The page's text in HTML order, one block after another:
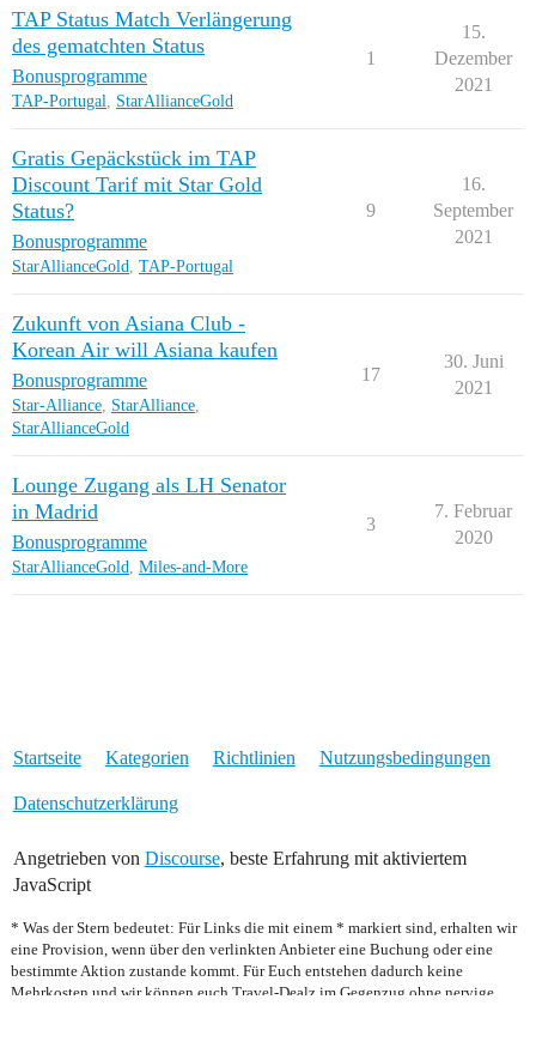
TAP Status Match Verlängerung
des gematchten Status
Bonusprogramme
TAP-Portugal, StarAllianceGold
1
15.
Dezember
2021
Gratis Gepäckstück im TAP
Discount Tarif mit Star Gold
Status?
Bonusprogramme
StarAllianceGold, TAP-Portugal
9
16.
September
2021
Zukunft von Asiana Club -
Korean Air will Asiana kaufen
Bonusprogramme
Star-Alliance, StarAlliance,
StarAllianceGold
17
30. Juni
2021
Lounge Zugang als LH Senator
in Madrid
Bonusprogramme
StarAllianceGold, Miles-and-More
3
7. Februar
2020
Startseite Kategorien Richtlinien Nutzungsbedingungen
Datenschutzerklärung
Angetrieben von Discourse, beste Erfahrung mit aktiviertem
JavaScript
* Was der Stern bedeutet: Für Links die mit einem * markiert sind, erhalten wir
eine Provision, wenn über den verlinkten Anbieter eine Buchung oder eine
bestimmte Aktion zustande kommt. Für Euch entstehen dadurch keine
Mehrkosten und wir können euch Travel-Dealz im Gegenzug ohne nervige